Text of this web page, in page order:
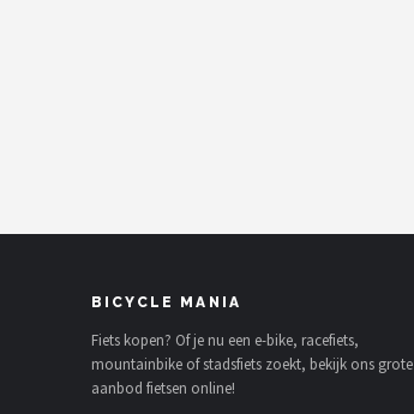
Volare
ABUS
BICYCLE MANIA
Fiets kopen? Of je nu een e-bike, racefiets,
mountainbike of stadsfiets zoekt, bekijk ons grote
aanbod fietsen online!